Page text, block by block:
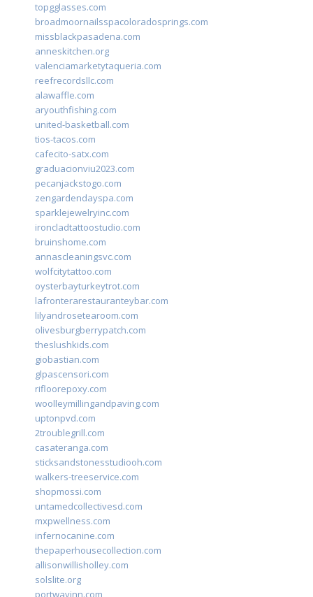
topgglasses.com
broadmoornailsspacoloradosprings.com
missblackpasadena.com
anneskitchen.org
valenciamarketytaqueria.com
reefrecordsllc.com
alawaffle.com
aryouthfishing.com
united-basketball.com
tios-tacos.com
cafecito-satx.com
graduacionviu2023.com
pecanjackstogo.com
zengardendayspa.com
sparklejewelryinc.com
ironcladtattoostudio.com
bruinshome.com
annascleaningsvc.com
wolfcitytattoo.com
oysterbayturkeytrot.com
lafronterarestauranteybar.com
lilyandrosetearoom.com
olivesburgberrypatch.com
theslushkids.com
giobastian.com
glpascensori.com
rifloorepoxy.com
woolleymillingandpaving.com
uptonpvd.com
2troublegrill.com
casateranga.com
sticksandstonesstudiooh.com
walkers-treeservice.com
shopmossi.com
untamedcollectivesd.com
mxpwellness.com
infernocanine.com
thepaperhousecollection.com
allisonwillisholley.com
solslite.org
portwayinn.com